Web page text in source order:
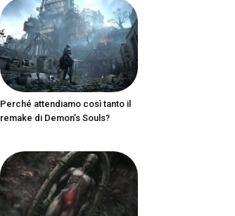
Perché attendiamo così tanto il
remake di Demon’s Souls?